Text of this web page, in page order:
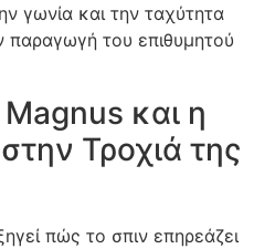
γωνία και την ταχύτητα
παραγωγή του επιθυμητού
και η
Τροχιά της
πώς το σπιν επηρεάζει